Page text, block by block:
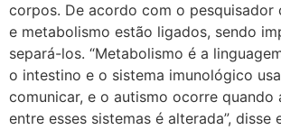
corpos. De acordo com o pesquisador
e metabolismo estão ligados, sendo
separá-los. “Metabolismo é a
o intestino e o sistema imunológico
comunicar, e o autismo ocorre quando
entre esses sistemas é alterada”, disse